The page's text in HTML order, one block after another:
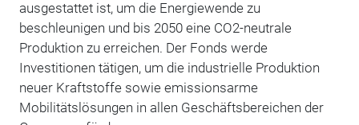
ausgestattet ist, um die Energiewende zu
beschleunigen und bis 2050 eine CO2-neutrale
Produktion zu erreichen. Der Fonds werde
Investitionen tätigen, um die industrielle Produktion
neuer Kraftstoffe sowie emissionsarme
Mobilitätslösungen in allen Geschäftsbereichen der